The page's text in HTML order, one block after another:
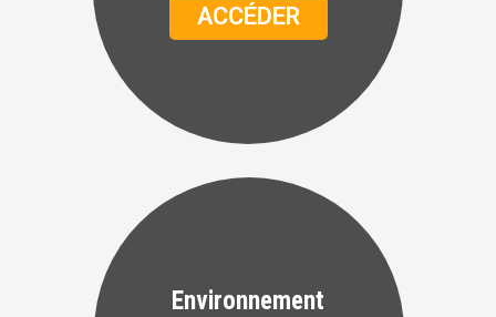
ACCÉDER
Environnement